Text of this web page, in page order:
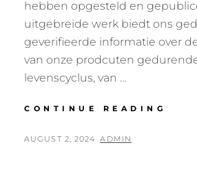
hebben opgesteld en
uitgebreide werk biedt ons
geverifieerde informatie over
van onze prodcuten
levenscyclus, van …
CONTINUE READING
POSTED
AUGUST 2, 2024 BY
ADMIN